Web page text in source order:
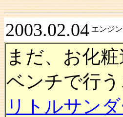
2003.02.04 エンジ
まだ、お化
ベンチで行
リトルサン